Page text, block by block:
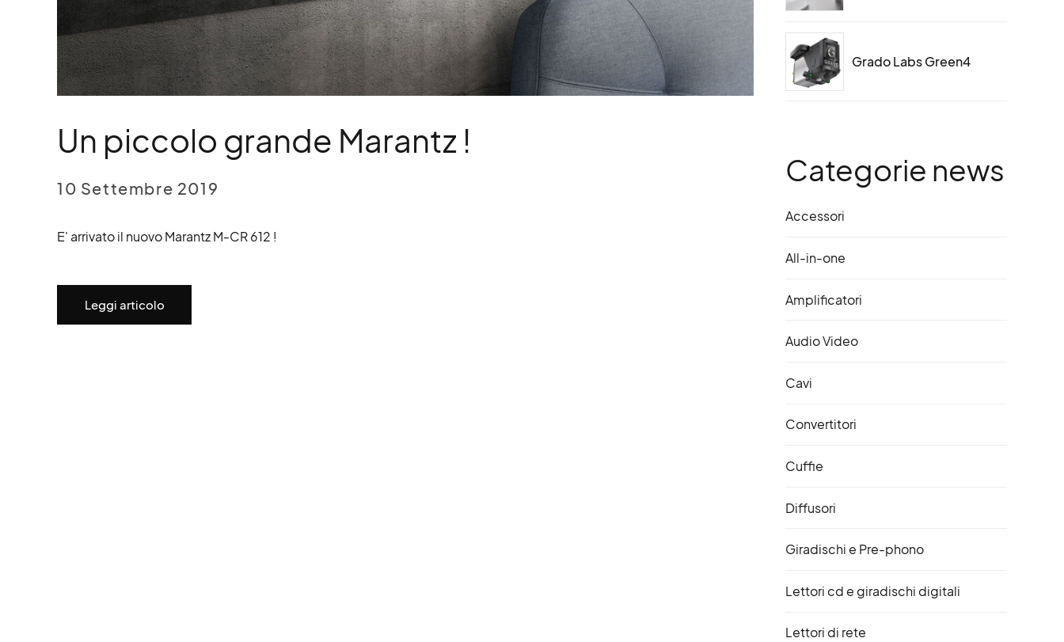
Un piccolo grande Marantz !
10 Settembre 2019
E' arrivato il nuovo Marantz M-CR 612 !
Leggi articolo
Grado Labs Green4
Categorie news
Accessori
All-in-one
Amplificatori
Audio Video
Cavi
Convertitori
Cuffie
Diffusori
Giradischi e Pre-phono
Lettori cd e giradischi digitali
Lettori di rete